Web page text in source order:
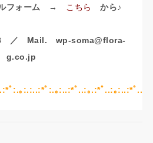
ルフォーム →
こちら から♪
／ Mail. wp-soma@flora-
g.co.jp
ﾟ:.｡:.:..:*ﾟ:.｡:..:*ﾟ..:｡.:*ﾟ..:｡:..:*ﾟ..: